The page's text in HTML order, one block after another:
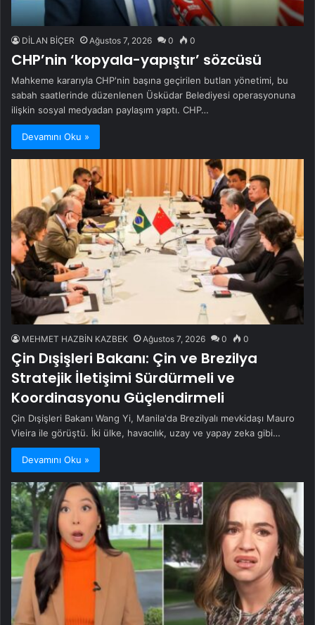
DİLAN BİÇER Ağustos 7, 2026 0 0
CHP’nin ‘kopyala-yapıştır’ sözcüsü
Mahkeme kararıyla CHP'nin başına geçirilen butlan yönetimi, bu
sabah saatlerinde düzenlenen Üsküdar Belediyesi operasyonuna
ilişkin sosyal medyadan paylaşım yaptı. CHP…
Devamını Oku »
MEHMET HAZBİN KAZBEK Ağustos 7, 2026 0 0
Çin Dışişleri Bakanı: Çin ve Brezilya
Stratejik İletişimi Sürdürmeli ve
Koordinasyonu Güçlendirmeli
Çin Dışişleri Bakanı Wang Yi, Manila'da Brezilyalı mevkidaşı Mauro
Vieira ile görüştü. İki ülke, havacılık, uzay ve yapay zeka gibi…
Devamını Oku »